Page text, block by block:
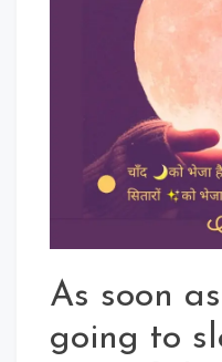
As soon
going to